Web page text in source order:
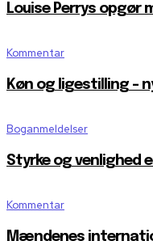
Louise Perrys opgør
Kommentar
Køn og ligestilling –
Boganmeldelser
Styrke og venlighed
Kommentar
Mændenes